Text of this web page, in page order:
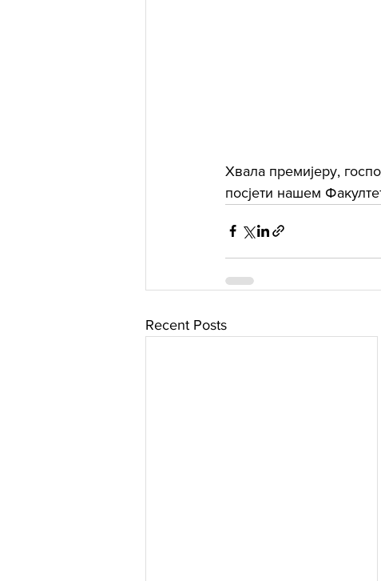
Хвала премијеру,
посјети нашем
Recent Posts